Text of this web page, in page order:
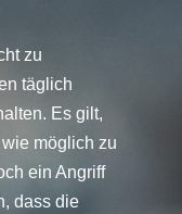
zu
täglich
Es gilt,
möglich zu
ein Angriff
dass die